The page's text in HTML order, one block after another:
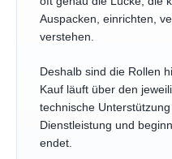
Auspacken, einrichten,
verstehen.
Deshalb sind die Rollen
Kauf läuft über den
technische
Dienstleistung und
endet.